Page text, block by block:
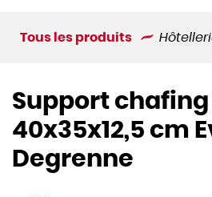
Tous les produits
Support
40x35x12,5 cm
Degrenne